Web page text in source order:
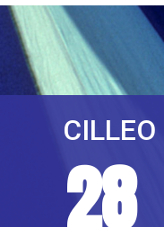
CILLEO
28